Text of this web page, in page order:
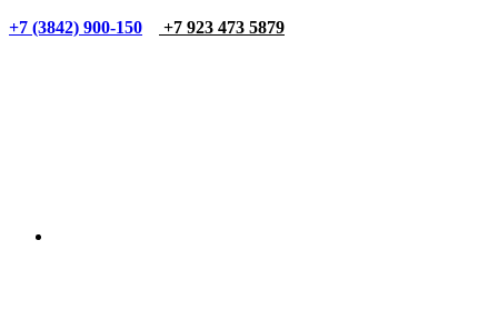
+7 (3842) 900-150
+7 923 473 5879